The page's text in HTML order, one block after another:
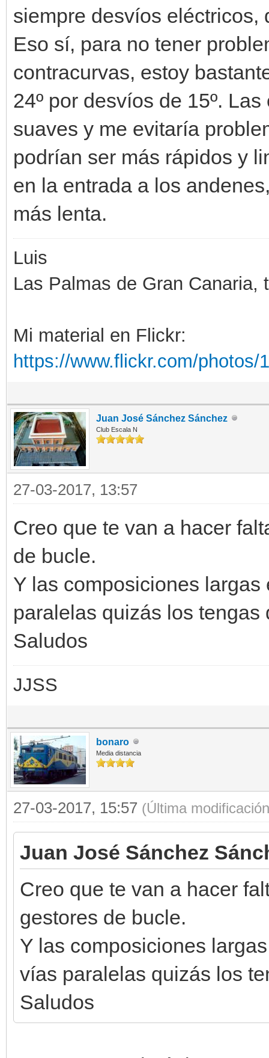
siempre desvíos eléctricos,
Eso sí, para no tener
contracurvas, estoy
24º por desvíos de 15º.
suaves y me evitaría
podrían ser más rápidos y
en la entrada a los
más lenta.
Luis
Las Palmas de Gran
Mi material en Flickr:
https://www.flickr.com/photos/
Juan José Sánchez Sánchez
Club Escala N
27-03-2017, 13:57
Creo que te van a hacer
de bucle.
Y las composiciones
paralelas quizás los
Saludos
JJSS
bonaro
Media distancia
27-03-2017, 15:57 (Última
Juan José Sánchez
Creo que te van a hacer
gestores de bucle.
Y las composiciones
vías paralelas quizás los
Saludos